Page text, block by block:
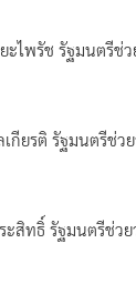
ะไพรัช รัฐมนตรีช่ว
กียรติ รัฐมนตรีช่วย
สิทธิ์ รัฐมนตรีช่วย